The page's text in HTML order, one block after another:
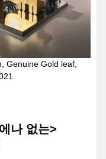
Genuine Gold leaf,
나 없는>